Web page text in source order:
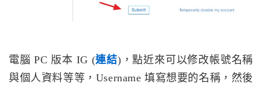
電腦 PC 版本 IG (連結)，點近來可以修改帳號名稱
與個人資料等等，Username 填寫想要的名稱，然後